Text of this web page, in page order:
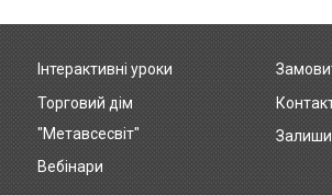
Footer
menu
Інтерактивні уроки
Торговий дім
"Метавсесвіт"
Вебінари